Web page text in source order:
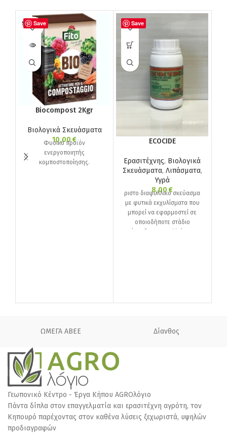
Save
SOLD O
UT
Biocompost 2Kgr
Βιολογικά Σκευάσματα
10,00€
Φυσικό προϊόν
ενεργοποιητής
κομποστοποίησης.
Save
ECOCIDE
Ερασιτέχνης, Βιολογικά
Σκευάσματα, Λιπάσματα,
Υγρά
8,00€
ριστο διαφυλλικό σκεύασμα
με φυτικά εκχυλίσματα που
μπορεί να εφαρμοστεί σε
οποιοδήποτε στάδιο
ανάπτυξης της καλλιέργειας
ΩΜΕΓΑ ΑΒΕΕ Δίανθος
Γεωπονικό Κέντρο - Έργα Κήπου AGROλόγιο
Πάντα δίπλα στον επαγγελματία και ερασιτέχνη αγρότη, τον
Κηπουρό παρέχοντας στον καθένα λύσεις ξεχωριστά, υψηλών
προδιαγραφών